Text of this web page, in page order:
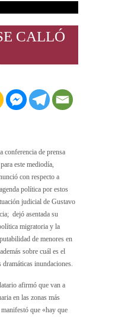
CALLÓ
conferencia de prensa
este mediodía,
con respecto a
política por estos
judicial de Gustavo
dejó asentada su
migratoria y la
de menores en
sobre cuál es el
inundaciones.
afirmó que van a
en las zonas más
que «hay que